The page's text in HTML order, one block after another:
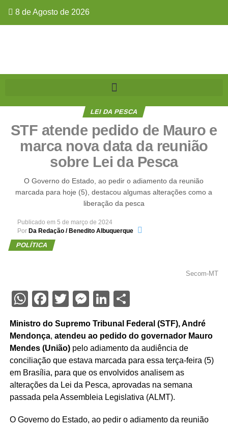
8 de Agosto de 2026
LEI DA PESCA
STF atende pedido de Mauro e
marca nova data da reunião
sobre Lei da Pesca
O Governo do Estado, ao pedir o adiamento da reunião
marcada para hoje (5), destacou algumas alterações como a
liberação da pesca
Publicado em 5 de março de 2024
Por Da Redação / Benedito Albuquerque
POLÍTICA
Secom-MT
WhatsApp
Facebook
Twitter
Messenger
LinkedIn
Share
Ministro do Supremo Tribunal Federal (STF), André
Mendonça, atendeu ao pedido do governador Mauro
Mendes (União)pelo adiamento da audiência de
conciliação que estava marcada para essa terça-feira (5)
em Brasília, para que os envolvidos analisem as
alterações da Lei da Pesca, aprovadas na semana
passada pela Assembleia Legislativa (ALMT).
O Governo do Estado, ao pedir o adiamento da reunião